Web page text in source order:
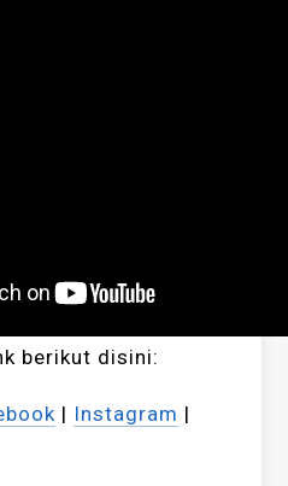
berikut disini:
| Instagram |